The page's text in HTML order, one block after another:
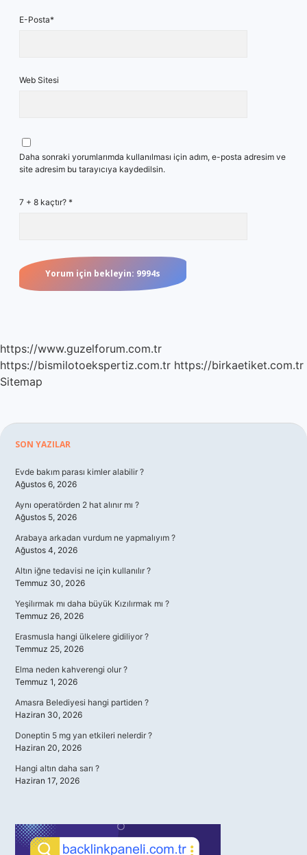
E-Posta*
Web Sitesi
Daha sonraki yorumlarımda kullanılması için adım, e-posta adresim ve
site adresim bu tarayıcıya kaydedilsin.
7 + 8 kaçtır? *
https://www.guzelforum.com.tr
https://bismilotoekspertiz.com.tr https://birkaetiket.com.tr
Sitemap
Sidebar
SON YAZILAR
Evde bakım parası kimler alabilir ?
Ağustos 6, 2026
Aynı operatörden 2 hat alınır mı ?
Ağustos 5, 2026
Arabaya arkadan vurdum ne yapmalıyım ?
Ağustos 4, 2026
Altın iğne tedavisi ne için kullanılır ?
Temmuz 30, 2026
Yeşilırmak mı daha büyük Kızılırmak mı ?
Temmuz 26, 2026
Erasmusla hangi ülkelere gidiliyor ?
Temmuz 25, 2026
Elma neden kahverengi olur ?
Temmuz 1, 2026
Amasra Belediyesi hangi partiden ?
Haziran 30, 2026
Doneptin 5 mg yan etkileri nelerdir ?
Haziran 20, 2026
Hangi altın daha sarı ?
Haziran 17, 2026